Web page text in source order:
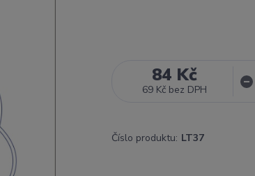
84 Kč
69 Kč bez DPH
Číslo produktu: LT37